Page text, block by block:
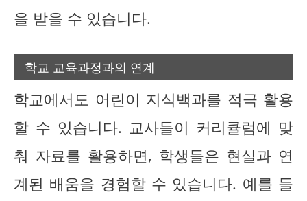
을 받을 수 있습니다.
학교 교육과정과의 연계
학교에서도 어린이 지식백과를 적극 활용
할 수 있습니다. 교사들이 커리큘럼에 맞
춰 자료를 활용하면, 학생들은 현실과 연
계된 배움을 경험할 수 있습니다. 예를 들